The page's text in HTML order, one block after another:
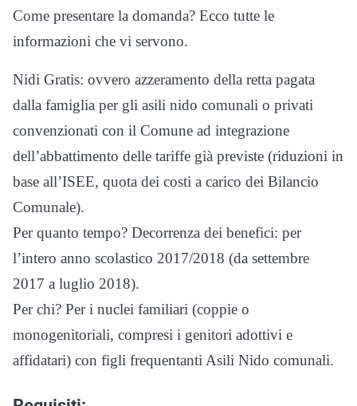
Come presentare la domanda? Ecco tutte le
informazioni che vi servono.
Nidi Gratis: ovvero azzeramento della retta pagata
dalla famiglia per gli asili nido comunali o privati
convenzionati con il Comune ad integrazione
dell’abbattimento delle tariffe già previste (riduzioni in
base all’ISEE, quota dei costi a carico dei Bilancio
Comunale).
Per quanto tempo? Decorrenza dei benefici: per
l’intero anno scolastico 2017/2018 (da settembre
2017 a luglio 2018).
Per chi? Per i nuclei familiari (coppie o
monogenitoriali, compresi i genitori adottivi e
affidatari) con figli frequentanti Asili Nido comunali.